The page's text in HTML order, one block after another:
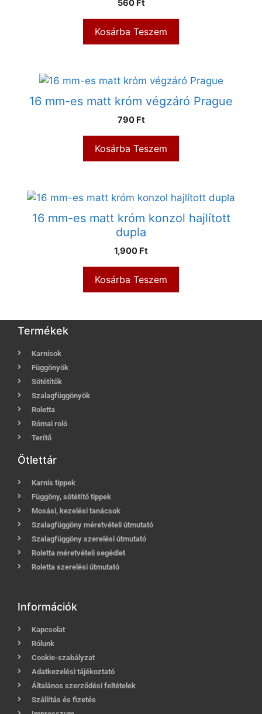
560 Ft
Kosárba Teszem
16 mm-es matt króm végzáró Prague
790 Ft
Kosárba Teszem
16 mm-es matt króm konzol hajlított
dupla
1,900 Ft
Kosárba Teszem
Termékek
Karnisok
Függönyök
Sötétítők
Szalagfüggönyök
Roletta
Római roló
Terítő
Ötlettár
Karnis tippek
Függöny, sötétítő tippek
Mosási, kezelési tanácsok
Szalagfüggöny méretvételi útmutató
Szalagfüggöny szerelési útmutató
Roletta méretvételi segédlet
Roletta szerelési útmutató
Információk
Kapcsolat
Rólunk
Cookie-szabályzat
Adatkezelési tájékoztató
Általános szerződési feltételek
Szállítás és fizetés